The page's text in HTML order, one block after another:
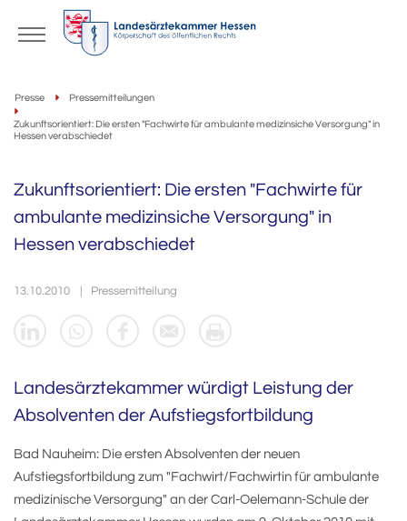
Presse Pressemitteilungen
Zukunftsorientiert: Die ersten "Fachwirte für ambulante medizinsiche Versorgung" in
Hessen verabschiedet
Zukunftsorientiert: Die ersten "Fachwirte für
ambulante medizinsiche Versorgung" in
Hessen verabschiedet
13.10.2010 Pressemitteilung
Landesärztekammer würdigt Leistung der
Absolventen der Aufstiegsfortbildung
Bad Nauheim: Die ersten Absolventen der neuen
Aufstiegsfortbildung zum "Fachwirt/Fachwirtin für ambulante
medizinische Versorgung" an der Carl-Oelemann-Schule der